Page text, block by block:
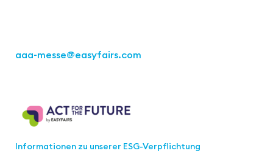
aaa-messe@easyfairs.com
Informationen zu unserer ESG-Verpflichtung